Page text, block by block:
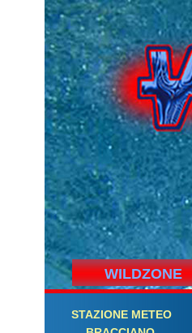
WILDZONE
STAZIONE METEO